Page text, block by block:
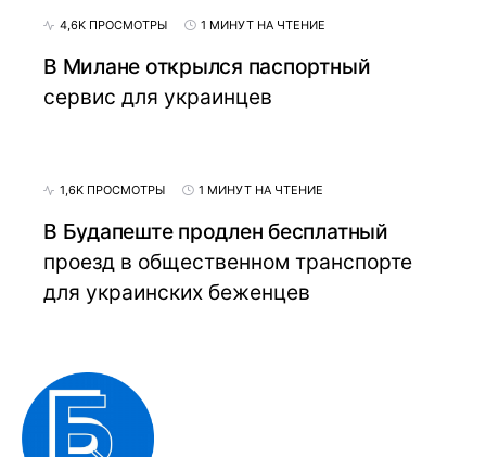
4,6K ПРОСМОТРЫ 1 МИНУТ НА ЧТЕНИЕ
В Милане открылся паспортный
сервис для украинцев
1,6K ПРОСМОТРЫ 1 МИНУТ НА ЧТЕНИЕ
В Будапеште продлен бесплатный
проезд в общественном транспорте
для украинских беженцев